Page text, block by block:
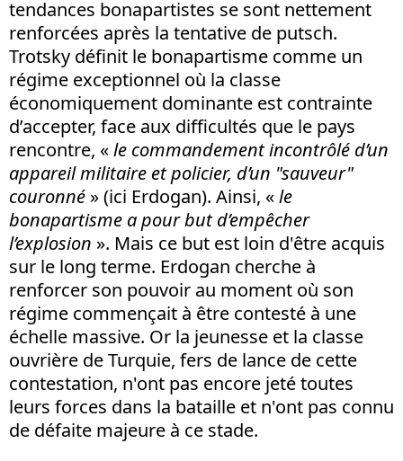
tendances bonapartistes se sont nettement
renforcées après la tentative de putsch.
Trotsky définit le bonapartisme comme un
régime exceptionnel où la classe
économiquement dominante est contrainte
d’accepter, face aux difficultés que le pays
rencontre, «le commandement incontrôlé d’un
appareil militaire et policier, d’un "sauveur"
couronné » (ici Erdogan). Ainsi, «le
bonapartisme a pour but d’empêcher
l’explosion ». Mais ce but est loin d'être acquis
sur le long terme. Erdogan cherche à
renforcer son pouvoir au moment où son
régime commençait à être contesté à une
échelle massive. Or la jeunesse et la classe
ouvrière de Turquie, fers de lance de cette
contestation, n'ont pas encore jeté toutes
leurs forces dans la bataille et n'ont pas connu
de défaite majeure à ce stade.